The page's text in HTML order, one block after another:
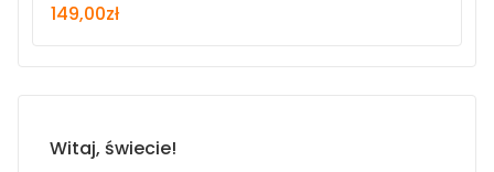
149,00zł
Witaj, świecie!